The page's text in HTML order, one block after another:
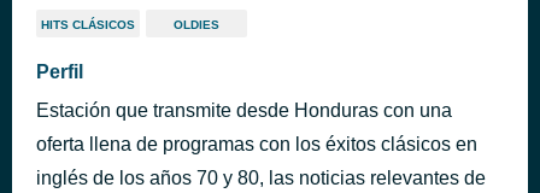
Solo Tu Puedes Salvarlo
John Andrew Barrow
In The Bottle
hace 22 minutos
HITS CLÁSICOS OLDIES
Perfil
Estación que transmite desde Honduras con una
oferta llena de programas con los éxitos clásicos en
inglés de los años 70 y 80, las noticias relevantes de